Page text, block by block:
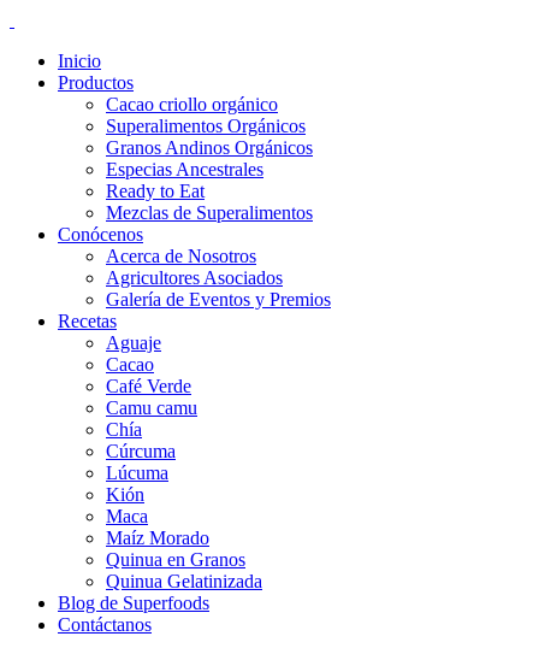
Inicio
Productos
Cacao criollo orgánico
Superalimentos Orgánicos
Granos Andinos Orgánicos
Especias Ancestrales
Ready to Eat
Mezclas de Superalimentos
Conócenos
Acerca de Nosotros
Agricultores Asociados
Galería de Eventos y Premios
Recetas
Aguaje
Cacao
Café Verde
Camu camu
Chía
Cúrcuma
Lúcuma
Kión
Maca
Maíz Morado
Quinua en Granos
Quinua Gelatinizada
Blog de Superfoods
Contáctanos